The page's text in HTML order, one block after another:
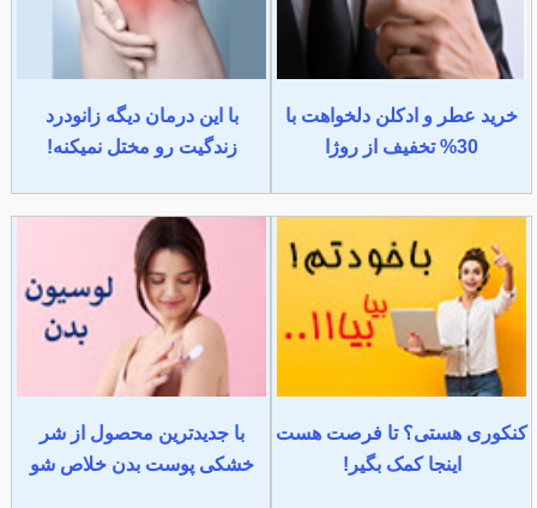
خرید عطر و ادکلن دلخواهت با
30% تخفیف از روژا
با این درمان دیگه زانودرد
زندگیت رو مختل نمیکنه!
کنکوری هستی؟ تا فرصت هست
اینجا کمک بگیر!
با جدیدترین محصول از شر
خشکی پوست بدن خلاص شو